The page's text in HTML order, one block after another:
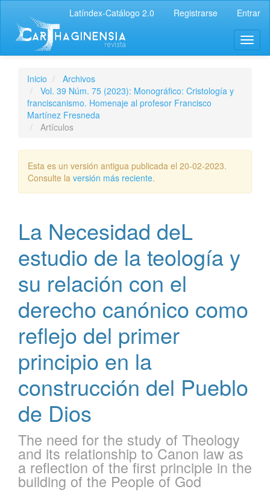
Latíndex-Catálogo 2.0 Registrarse Entrar
Inicio
Archivos
Vol. 39 Núm. 75 (2023): Monográfico: Cristología y
franciscanismo. Homenaje al profesor Francisco
Martínez Fresneda
Artículos
Esta es un versión antigua publicada el 20-02-2023.
Consulte la versión más reciente.
La Necesidad deL
estudio de la teología y
su relación con el
derecho canónico como
reflejo del primer
principio en la
construcción del Pueblo
de Dios
The need for the study of Theology
and its relationship to Canon law as
a reflection of the first principle in the
building of the People of God